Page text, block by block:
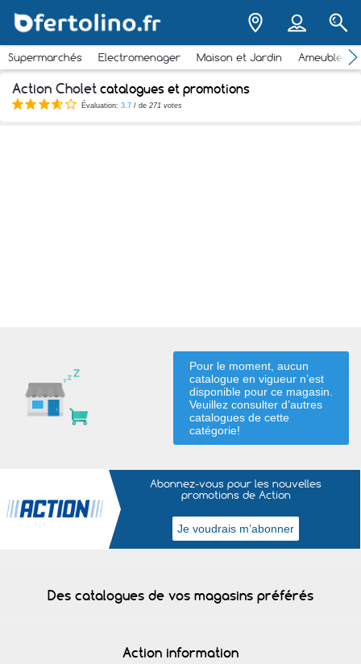
Supermarchés Electromenager Maison et Jardin
Action Cholet catalogues et promotions
Évaluation: 3.7 / de 271 votes
Pour le moment, aucun
catalogue en vigueur n’est
disponible pour ce magasin.
Veuillez consulter d’autres
catalogues de cette
catégorie!
Abonnez-vous pour les nouvelles
promotions de Action
Des catalogues de vos magasins préférés
Action information